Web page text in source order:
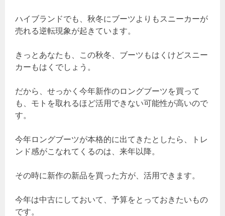
ハイブランドでも、秋冬にブーツよりもスニーカーが
売れる逆転現象が起きています。
きっとあなたも、この秋冬、ブーツもはくけどスニー
カーもはくでしょう。
だから、せっかく今年新作のロングブーツを買って
も、モトを取れるほど活用できない可能性が高いので
す。
今年ロングブーツが本格的に出てきたとしたら、トレ
ンド感がこなれてくるのは、来年以降。
その時に新作の新品を買った方が、活用できます。
今年は中古にしておいて、予算をとっておきたいもの
です。